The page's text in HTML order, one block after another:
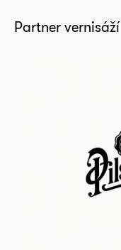
Partner vernisáží